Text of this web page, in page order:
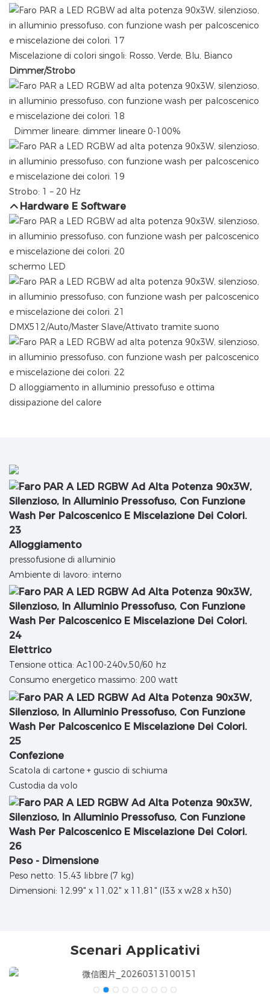
Miscelazione di colori singoli: Rosso, Verde, Blu, Bianco
Dimmer/Strobo
Dimmer lineare: dimmer lineare 0-100%
Strobo: 1 – 20 Hz
Hardware E Software
schermo LED
DMX512/Auto/Master Slave/Attivato tramite suono
D alloggiamento in alluminio pressofuso e ottima
dissipazione del calore
Alloggiamento
pressofusione di alluminio
Ambiente di lavoro: interno
Elettrico
Tensione ottica: Ac100-240v,50/60 hz
Consumo energetico massimo: 200 watt
Confezione
Scatola di cartone + guscio di schiuma
Custodia da volo
Peso - Dimensione
Peso netto: 15,43 libbre (7 kg)
Dimensioni: 12,99" x 11,02" x 11,81" (l33 x w28 x h30)
Scenari Applicativi